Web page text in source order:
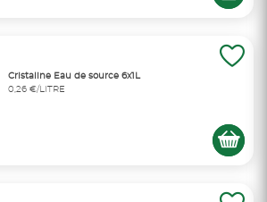
Cristaline Eau de source 6x1L
0,26 €/LITRE